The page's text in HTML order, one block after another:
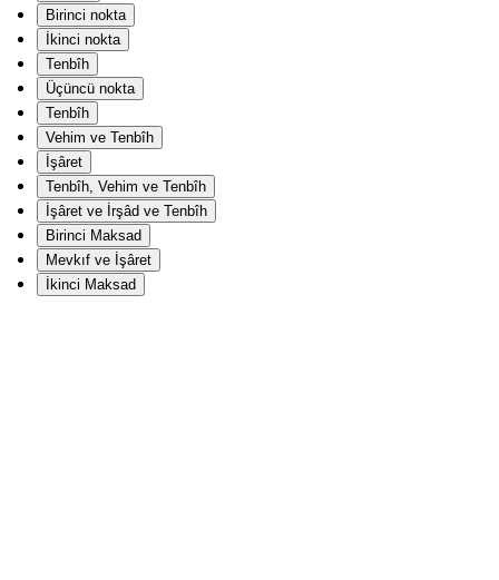
Birinci nokta
İkinci nokta
Tenbîh
Üçüncü nokta
Tenbîh
Vehim ve Tenbîh
İşâret
Tenbîh, Vehim ve Tenbîh
İşâret ve İrşâd ve Tenbîh
Birinci Maksad
Mevkıf ve İşâret
İkinci Maksad